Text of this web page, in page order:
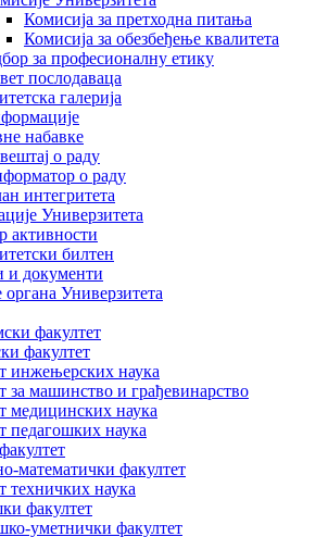
Комисија за претходна питања
Комисија за обезбеђење квалитета
за професионалну етику
послодаваца
галерија
набавке
о раду
о раду
интегритета
Универзитета
активности
билтен
и документи
Универзитета
факултет
факултет
инжењерских наука
за машинство и грађевинарство
медицинских наука
педагошких наука
математички факултет
техничких наука
факултет
уметнички факултет